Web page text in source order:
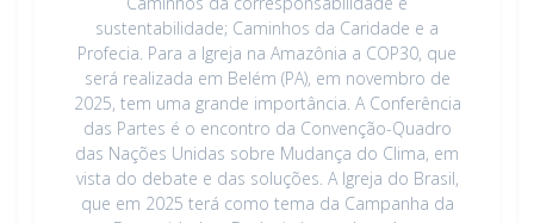
sustentabilidade; Caminhos da Caridade e a
Profecia. Para a Igreja na Amazônia a COP30, que
será realizada em Belém (PA), em novembro de
2025, tem uma grande importância. A Conferência
das Partes é o encontro da Convenção-Quadro
das Nações Unidas sobre Mudança do Clima, em
vista do debate e das soluções. A Igreja do Brasil,
que em 2025 terá como tema da Campanha da